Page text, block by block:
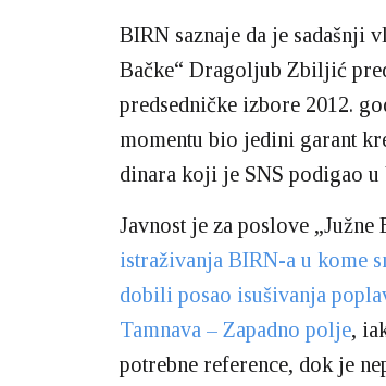
BIRN saznaje da je sadašnji
Bačke“ Dragoljub Zbiljić
predsedničke izbore 2012.
momentu bio jedini garant
dinara koji je SNS podigao u
Javnost je za poslove „Južne
istraživanja BIRN-a u kome
dobili posao isušivanja
Tamnava – Zapadno polje,
potrebne reference, dok je